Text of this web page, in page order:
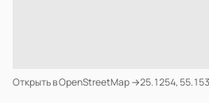
Открыть в OpenStreetMap →25.1254,